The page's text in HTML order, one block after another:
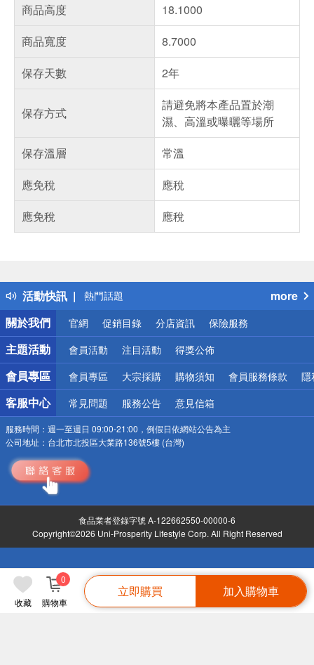
收藏 購物車
0
立即購買 加入購物車
商品高度
18.1000
商品寬度
8.7000
保存天數
2年
保存方式
請避免將本產品置於潮
濕、高溫或曝曬等場所
保存溫層
常溫
應免稅
應稅
應免稅
應稅
活動快訊
得獎公告
熱門話題
銀行優惠
偏遠地區配送
詐騙網頁！請小心！
more
關於我們
官網 促銷目錄 分店資訊 保險服務
主題活動 會員活動 注目活動 得獎公佈
會員專區 會員專區 大宗採購 購物須知 會員服務條款 隱
客服中心 常見問題 服務公告 意見信箱
服務時間： 週一至週日 09:00-21:00，例假日依網站公告為主
公司地址： 台北市北投區大業路136號5樓 (台灣)
食品業者登錄字號 A-122662550-00000-6
Copyright©2026 Uni-Prosperity Lifestyle Corp. All Right Reserved